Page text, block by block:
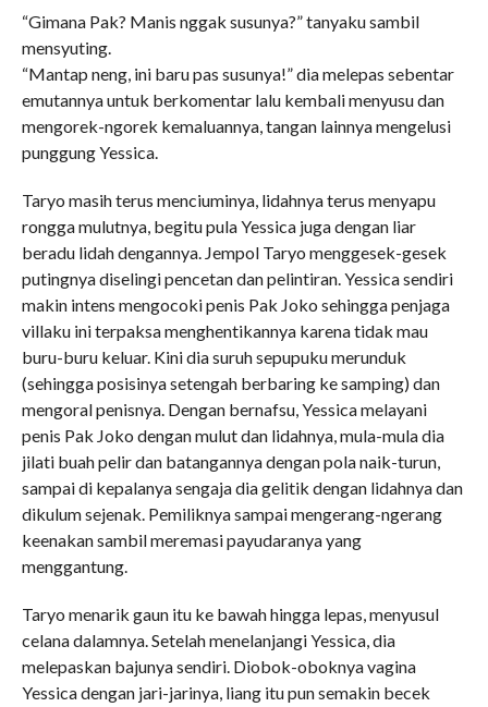
“Gimana Pak? Manis nggak susunya?” tanyaku sambil
mensyuting.
“Mantap neng, ini baru pas susunya!” dia melepas sebentar
emutannya untuk berkomentar lalu kembali menyusu dan
mengorek-ngorek kemaluannya, tangan lainnya mengelusi
punggung Yessica.
Taryo masih terus menciuminya, lidahnya terus menyapu
rongga mulutnya, begitu pula Yessica juga dengan liar
beradu lidah dengannya. Jempol Taryo menggesek-gesek
putingnya diselingi pencetan dan pelintiran. Yessica sendiri
makin intens mengocoki penis Pak Joko sehingga penjaga
villaku ini terpaksa menghentikannya karena tidak mau
buru-buru keluar. Kini dia suruh sepupuku merunduk
(sehingga posisinya setengah berbaring ke samping) dan
mengoral penisnya. Dengan bernafsu, Yessica melayani
penis Pak Joko dengan mulut dan lidahnya, mula-mula dia
jilati buah pelir dan batangannya dengan pola naik-turun,
sampai di kepalanya sengaja dia gelitik dengan lidahnya dan
dikulum sejenak. Pemiliknya sampai mengerang-ngerang
keenakan sambil meremasi payudaranya yang
menggantung.
Taryo menarik gaun itu ke bawah hingga lepas, menyusul
celana dalamnya. Setelah menelanjangi Yessica, dia
melepaskan bajunya sendiri. Diobok-oboknya vagina
Yessica dengan jari-jarinya, liang itu pun semakin becek